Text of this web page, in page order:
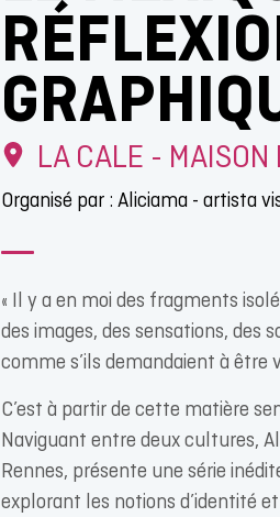
LA CALE -
Organisé par : Aliciama - artista
« Il y a en moi des fragments
des images, des sensations, des
comme s’ils demandaient à être
C’est à partir de cette matière
Naviguant entre deux cultures,
Rennes, présente une série
explorant les notions d’identité et